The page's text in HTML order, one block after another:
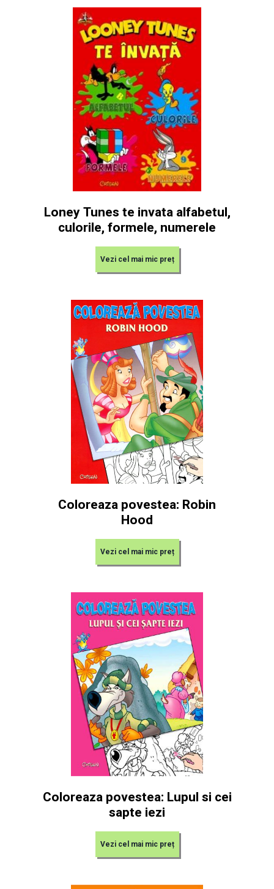
Loney Tunes te invata alfabetul,
culorile, formele, numerele
Vezi cel mai mic preț
Coloreaza povestea: Robin
Hood
Vezi cel mai mic preț
Coloreaza povestea: Lupul si cei
sapte iezi
Vezi cel mai mic preț